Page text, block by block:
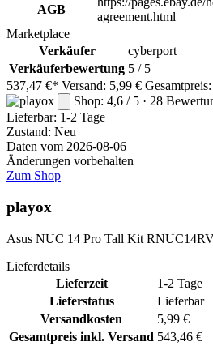
AGB
agreement.html
Marketplace
Verkäufer
cyberport
Verkäuferbewertung 5 / 5
537,47 €* Versand: 5,99 €
Shop: 4,6 / 5 · 28
Lieferbar: 1-2 Tage
Zustand: Neu
Daten vom 2026-08-06
Änderungen vorbehalten
Zum Shop
playox
Asus NUC 14 Pro Tall Kit
Lieferdetails
Lieferzeit
1-2 Tage
Lieferstatus
Lieferbar
Versandkosten
5,99 €
Gesamtpreis inkl. Versand 543,46 €